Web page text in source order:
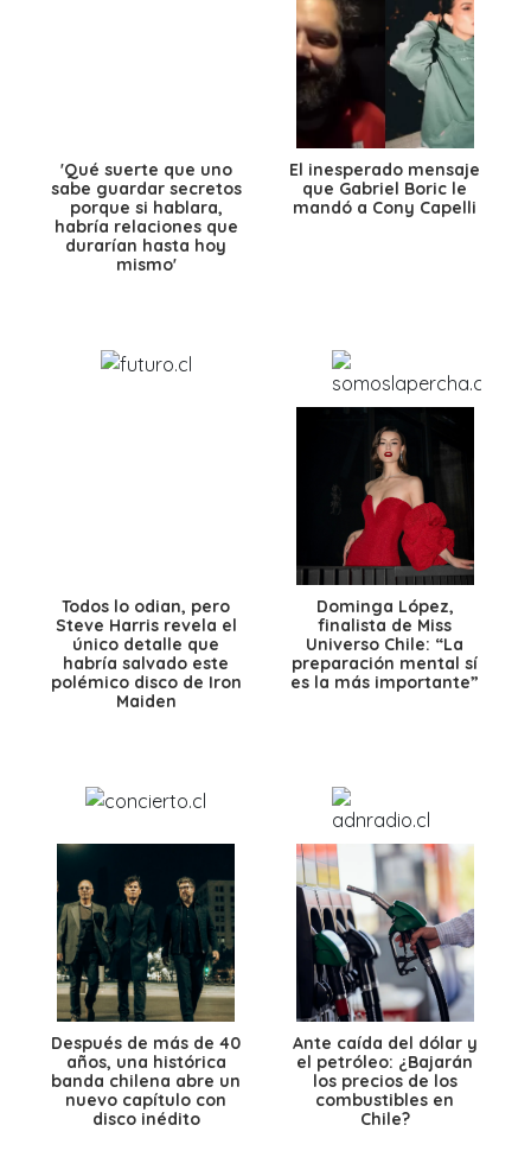
'Qué suerte que uno
sabe guardar secretos
porque si hablara,
habría relaciones que
durarían hasta hoy
mismo'
El inesperado mensaje
que Gabriel Boric le
mandó a Cony Capelli
Todos lo odian, pero
Steve Harris revela el
único detalle que
habría salvado este
polémico disco de Iron
Maiden
Dominga López,
finalista de Miss
Universo Chile: “La
preparación mental sí
es la más importante”
Después de más de 40
años, una histórica
banda chilena abre un
nuevo capítulo con
disco inédito
Ante caída del dólar y
el petróleo: ¿Bajarán
los precios de los
combustibles en
Chile?